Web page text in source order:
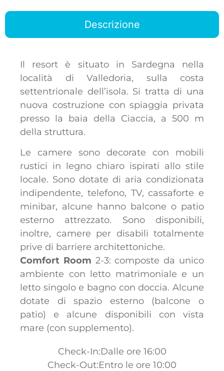
Descrizione
Il resort è situato in Sardegna nella
località di Valledoria, sulla costa
settentrionale dell’isola. Si tratta di una
nuova costruzione con spiaggia privata
presso la baia della Ciaccia, a 500 m
della struttura.
Le camere sono decorate con mobili
rustici in legno chiaro ispirati allo stile
locale. Sono dotate di aria condizionata
indipendente, telefono, TV, cassaforte e
minibar, alcune hanno balcone o patio
esterno attrezzato. Sono disponibili,
inoltre, camere per disabili totalmente
prive di barriere architettoniche.
Comfort Room 2-3: composte da unico
ambiente con letto matrimoniale e un
letto singolo e bagno con doccia. Alcune
dotate di spazio esterno (balcone o
patio) e alcune disponibili con vista
mare (con supplemento).
Check-In:Dalle ore 16:00
Check-Out:Entro le ore 10:00